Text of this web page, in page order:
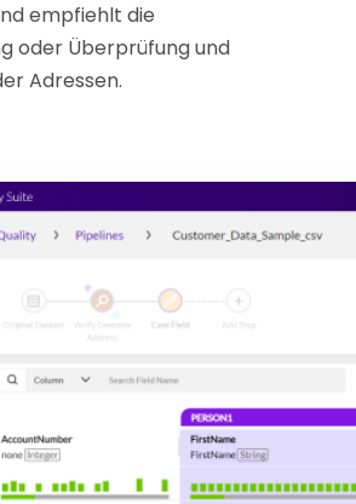
empfiehlt die
oder Überprüfung und
Adressen.